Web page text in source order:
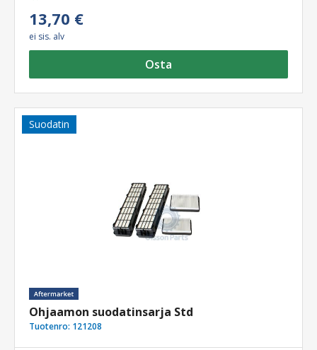
13,70 €
ei sis. alv
Osta
Suodatin
Ohjaamon suodatinsarja Std
Tuotenro: 121208